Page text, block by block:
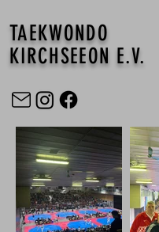
TAEKWONDO
KIRCHSEEON E.V.